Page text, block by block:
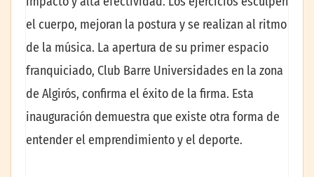
el cuerpo, mejoran la postura y se realizan al ritmo
de la música. La apertura de su primer espacio
franquiciado, Club Barre Universidades en la zona
de Algirós, confirma el éxito de la firma. Esta
inauguración demuestra que existe otra forma de
entender el emprendimiento y el deporte.